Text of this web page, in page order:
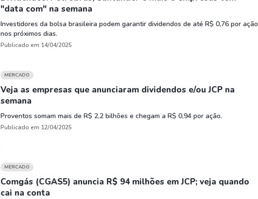
"data com" na semana
Investidores da bolsa brasileira podem garantir dividendos de até R$ 0,76 por ação
nos próximos dias.
Publicado em 14/04/2025
MERCADO
Veja as empresas que anunciaram dividendos e/ou JCP na
semana
Proventos somam mais de R$ 2,2 bilhões e chegam a R$ 0,94 por ação.
Publicado em 12/04/2025
MERCADO
Comgás (CGAS5) anuncia R$ 94 milhões em JCP; veja quando
cai na conta